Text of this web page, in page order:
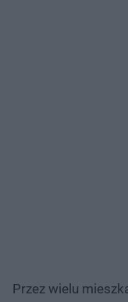
Przez wielu